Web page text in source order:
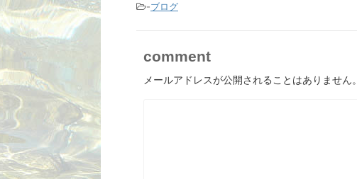
-ブログ
comment
メールアドレスが公開されることはありません。